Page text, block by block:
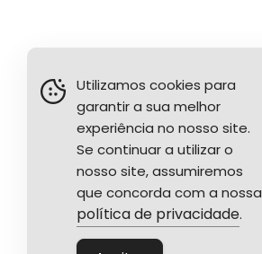
Utilizamos cookies para
garantir a sua melhor
experiência no nosso site.
Se continuar a utilizar o
nosso site, assumiremos
que concorda com a nossa
política de privacidade.